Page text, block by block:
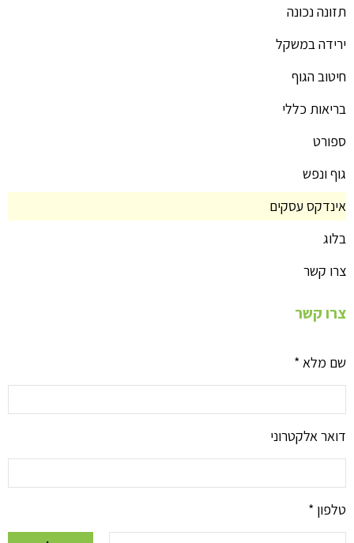
תזונה נכונה
ירידה במשקל
חיטוב הגוף
בריאות כללי
ספורט
גוף ונפש
אינדקס עסקים
בלוג
צרו קשר
צרו קשר
שם מלא *
דואר אלקטרוני
טלפון *